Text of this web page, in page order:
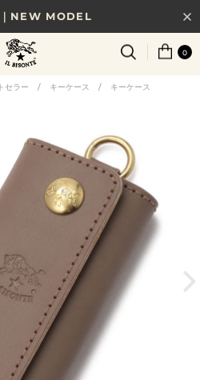
NEW MODEL
込11,000円以上で送料無料
選べる、新しいギフトガイド
0
セラー / キーケース / キーケース